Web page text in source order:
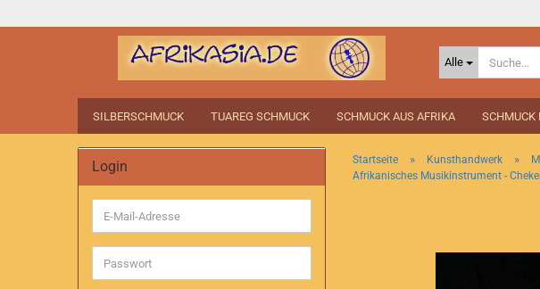
Alle
SILBERSCHMUCK TUAREG SCHMUCK SCHMUCK AUS AFRIKA SCHMUCK
Startseite » Kunsthandwerk »
Afrikanisches Musikinstrument -
Login
E-
Mail-
Adresse
Passwort